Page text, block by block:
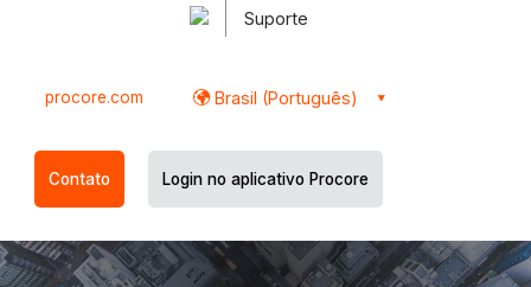
Suporte
procore.com Brasil (Português)
Contato Login no aplicativo Procore